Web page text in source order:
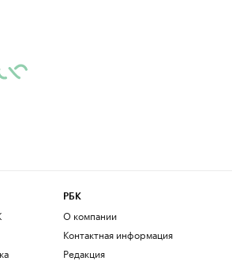
РБК
О компании
Контактная информация
Редакция